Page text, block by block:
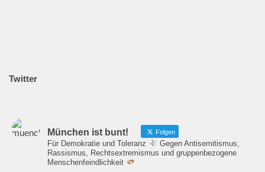
Twitter
München ist bunt! Folgen
Für Demokratie und Toleranz
Gegen Antisemitismus,
Rassismus, Rechtsextremismus und gruppenbezogene
Menschenfeindlichkeit